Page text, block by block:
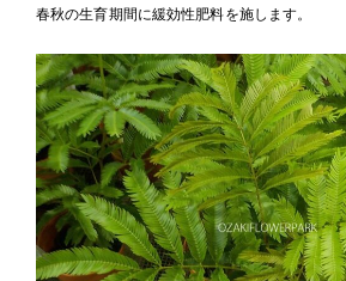
春秋の生育期間に緩効性肥料を施します。